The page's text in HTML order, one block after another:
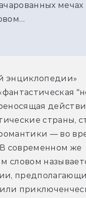
энциклопедии»
страны,
— во
современном же
словом